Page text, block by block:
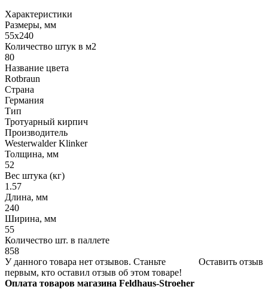
Характеристики
Размеры, мм
55x240
Количество штук в м2
80
Название цвета
Rotbraun
Страна
Германия
Тип
Тротуарный кирпич
Производитель
Westerwalder Klinker
Толщина, мм
52
Вес штука (кг)
1.57
Длина, мм
240
Ширина, мм
55
Количество шт. в паллете
858
Оставить отзыв
У данного товара нет отзывов. Станьте
первым, кто оставил отзыв об этом товаре!
Оплата товаров магазина Feldhaus-Stroeher